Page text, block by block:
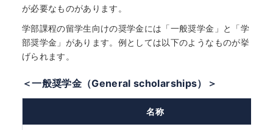
が必要なものがあります。
学部課程の留学生向けの奨学金には「一般奨学金」と「学
部奨学金」があります。例としては以下のようなものが挙
げられます。
＜一般奨学金（General scholarships）＞
名称